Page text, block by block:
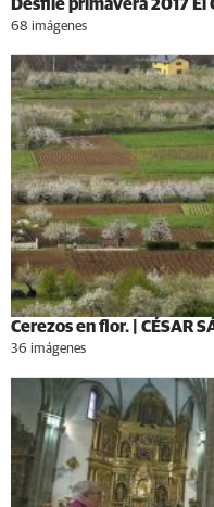
Desfile primavera 2017 El
68 imágenes
Cerezos en flor. | CÉSAR
36 imágenes